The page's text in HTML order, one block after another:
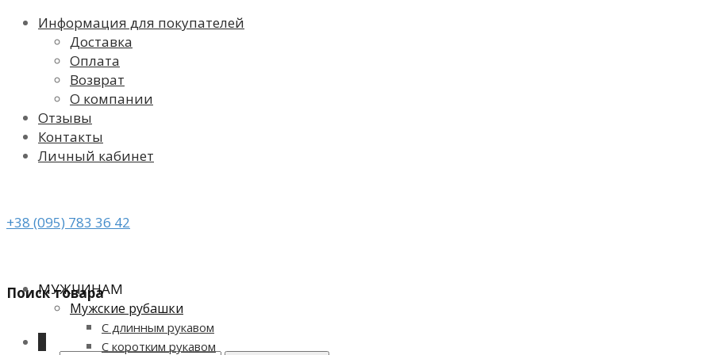
Информация для покупателей
Доставка
Оплата
Возврат
О компании
Отзывы
Контакты
Личный кабинет
+38 (095) 783 36 42
Поиск товара
МУЖЧИНАМ
Мужские рубашки
С длинным рукавом
С коротким рукавом